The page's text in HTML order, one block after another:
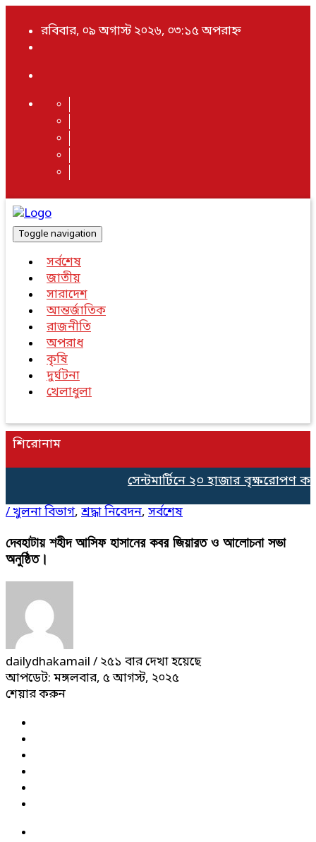
রবিবার, ০৯ অগাস্ট ২০২৬, ০৩:১৫ অপরাহ্ন
Toggle navigation
সর্বশেষ
জাতীয়
সারাদেশ
আন্তর্জাতিক
রাজনীতি
অপরাধ
কৃষি
দুর্ঘটনা
খেলাধুলা
শিরোনাম
সেন্টমার্টিনে ২০ হাজার বৃক্ষরোপণ
/খুলনা বিভাগ, শ্রদ্ধা নিবেদন, সর্বশেষ
দেবহাটায় শহীদ আসিফ হাসানের কবর জিয়ারত ও আলোচনা সভা
অনুষ্ঠিত।
dailydhakamail / ২৫১ বার দেখা হয়েছে
আপডেট: মঙ্গলবার, ৫ আগস্ট, ২০২৫
শেয়ার করুন